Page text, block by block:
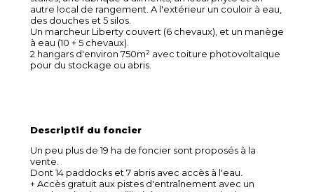
autre local de rangement. A l'extérieur un couloir à eau,
des douches et 5 silos.
Un marcheur Liberty couvert (6 chevaux), et un manège
à eau (10 + 5 chevaux).
2 hangars d'environ 750m² avec toiture photovoltaïque
pour du stockage ou abris.
Descriptif du foncier
Un peu plus de 19 ha de foncier sont proposés à la
vente.
Dont 14 paddocks et 7 abris avec accès à l'eau.
+ Accès gratuit aux pistes d'entraînement avec un